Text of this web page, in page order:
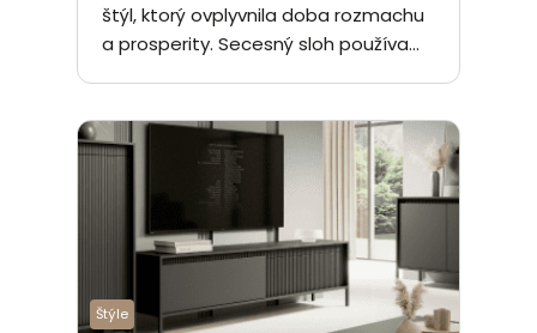
štýl, ktorý ovplyvnila doba rozmachu
a prosperity. Secesný sloh používa...
Štýle